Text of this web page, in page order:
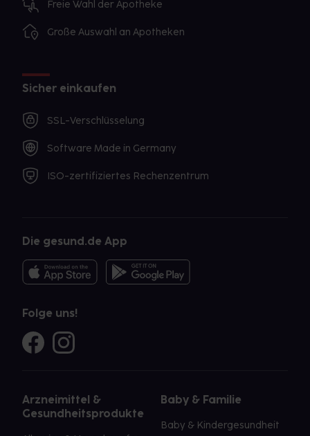
Freie Wahl der Apotheke
Große Auswahl an Apotheken
Sicher einkaufen
SSL-Verschlüsselung
Software Made in Germany
ISO-zertifiziertes Rechenzentrum
Die gesund.de App
Folge uns!
Arzneimittel &
Gesundheitsprodukte
Baby & Familie
Baby & Kindergesundheit